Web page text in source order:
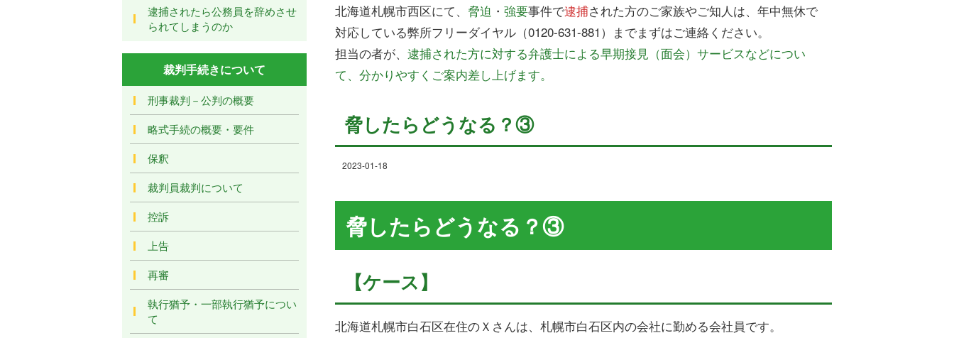
北海道札幌市西区にて、 脅迫 ・ 強要事件で逮捕された方のご家族やご知人は、年中無休で
対応している弊所フリーダイヤル（0120-631-881）までまずはご連絡ください。
担当の者が、 逮捕された方に対する弁護士による早期接見（面会）サービスなどについ
て、分かりやすくご案内差し上げます。
脅したらどうなる？③
2023-01-18
脅したらどうなる？③
【ケース】
北海道札幌市白石区在住のＸさんは、札幌市白石区内の会社に勤める会社員です。
逮捕されたら公務員を辞めさせ
られてしまうのか
裁判手続きについて
刑事裁判－公判の概要
略式手続の概要・要件
保釈
裁判員裁判について
控訴
上告
再審
執行猶予・一部執行猶予につい
て